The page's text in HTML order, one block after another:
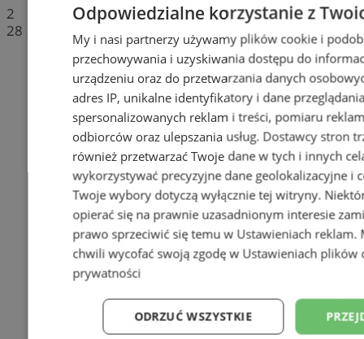
2
28
Odpowiedzialne korzystanie z
My i nasi partnerzy używamy plików cookie i
przechowywania i uzyskiwania dostępu do
urządzeniu oraz do przetwarzania danych
adres IP, unikalne identyfikatory i dane
spersonalizowanych reklam i treści, pomiaru
odbiorców oraz ulepszania usług. Dostawcy stron
również przetwarzać Twoje dane w tych i innych
wykorzystywać precyzyjne dane geolokalizacyjne i
Twoje wybory dotyczą wyłącznie tej witryny.
opierać się na prawnie uzasadnionym interesie
prawo sprzeciwić się temu w Ustawieniach reklam.
chwili wycofać swoją zgodę w Ustawieniach plików
prywatności
ODRZUĆ WSZYSTKIE